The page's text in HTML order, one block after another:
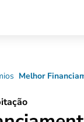
Melhor